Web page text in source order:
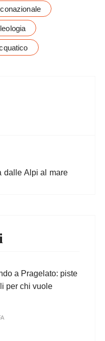
dalle Alpi al mare
a Pragelato: piste
per chi vuole